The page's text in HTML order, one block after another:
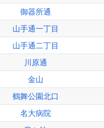
御器所通
山手通一丁目
山手通二丁目
川原通
金山
鶴舞公園北口
名大病院